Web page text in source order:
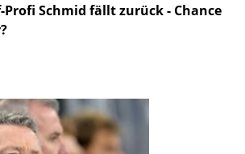
Profi Schmid fällt zurück - Chance